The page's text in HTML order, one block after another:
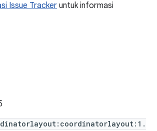
Issue Trackeruntuk informasi